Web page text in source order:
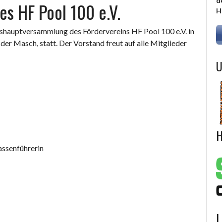
HF Pool 100 e.V.
des Fördervereins HF Pool 100 e.V. in
Masch, statt. Der Vorstand freut auf alle Mitglieder